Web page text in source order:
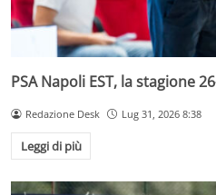
PSA Napoli EST, la stagione
Redazione Desk Lug 31, 2026 8:38
Leggi di più